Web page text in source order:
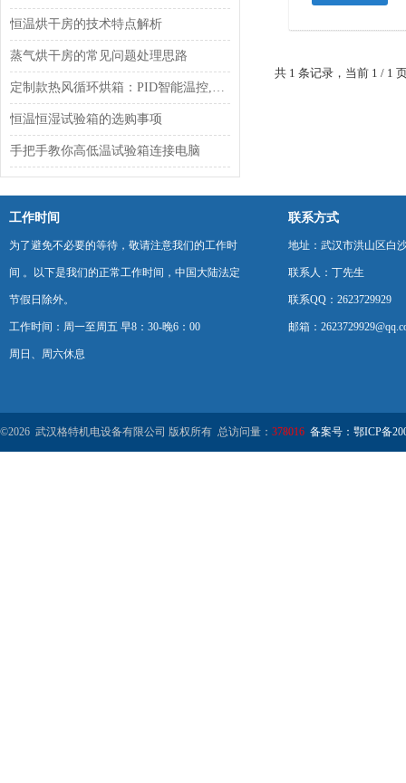
恒温烘干房的技术特点解析
蒸气烘干房的常见问题处理思路
定制款热风循环烘箱：PID智能温控,果干肉脯轻松烘
恒温恒湿试验箱的选购事项
手把手教你高低温试验箱连接电脑
共 1 条记录，当前 1 / 1
工作时间
为了避免不必要的等待，敬请注意我们的工作时
间 。以下是我们的正常工作时间，中国大陆法定
节假日除外。
工作时间：周一至周五 早8：30-晚6：00
周日、周六休息
联系方式
地址：武汉市洪山区白
联系人：丁先生
联系QQ：2623729929
邮箱：
©2026 武汉格特机电设备有限公司 版权所有 总访问量： 378016 备案号：鄂ICP备